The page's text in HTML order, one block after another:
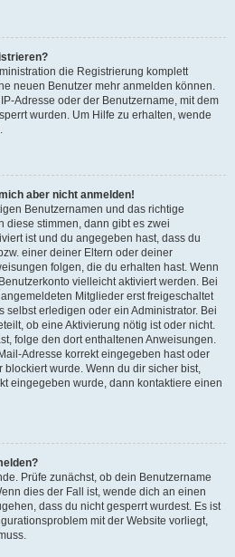
die Registrierung komplett
neuen Benutzer mehr anmelden können.
Adresse oder der Benutzername, mit dem
wurden. Um Hilfe zu erhalten, wende
aber nicht anmelden!
Benutzernamen und das richtige
diese stimmen, dann gibt es zwei
ist und du angegeben hast, dass du
einer deiner Eltern oder deiner
folgen, die du erhalten hast. Wenn
vielleicht aktiviert werden. Bei
Mitglieder erst freigeschaltet
selbst erledigen oder ein Administrator. Bei
ob eine Aktivierung nötig ist oder nicht.
folge den dort enthaltenen Anweisungen.
Adresse korrekt eingegeben hast oder
wurde. Wenn du dir sicher bist,
eingegeben wurde, dann kontaktiere einen
Prüfe zunächst, ob dein Benutzername
dies der Fall ist, wende dich an einen
dass du nicht gesperrt wurdest. Es ist
mit der Website vorliegt,